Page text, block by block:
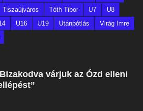
Tiszaújváros Tóth Tibor U7
U8
U16 U19 Utánpótlás
Virág Imre
várjuk az Ózd elleni